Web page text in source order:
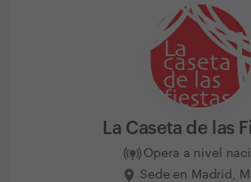
La Caseta de las
Opera a nivel
Sede en Madrid,